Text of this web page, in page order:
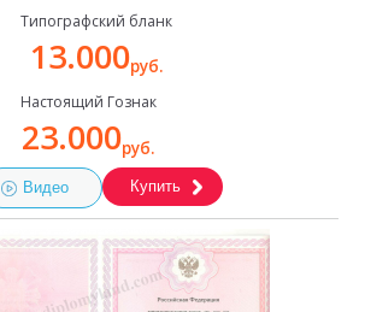
Типографский бланк
13.000руб.
Настоящий Гознак
23.000руб.
Видео Купить